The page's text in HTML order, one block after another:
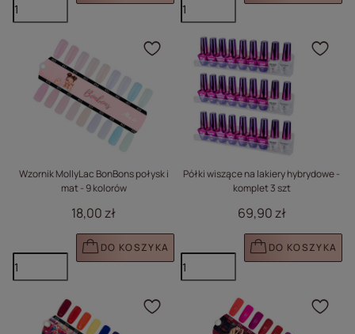
Wzornik MollyLac BonBons połysk i
mat - 9 kolorów
18,00 zł
DO KOSZYKA
Kliknij, aby dodać
Półki wiszące na lakiery hybrydowe -
komplet 3 szt
69,90 zł
DO KOSZYKA
Kliknij, aby dodać